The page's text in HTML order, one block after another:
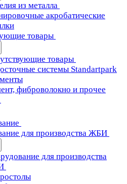
из металла
акробатические
товары
товары
системы Standartpark
фиброволокно и прочее
для производства ЖБИ
для производства